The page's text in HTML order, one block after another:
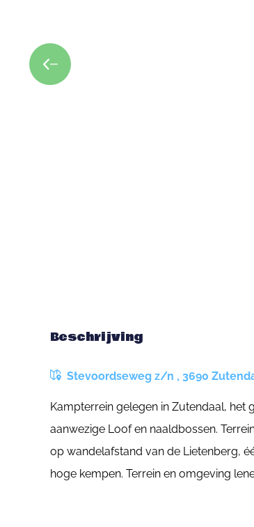
Beschrijving
Stevoordseweg z/n , 3690
Kampterrein gelegen in Zutendaal, het
aanwezige Loof en naaldbossen.
op wandelafstand van de Lietenberg,
hoge kempen. Terrein en omgeving